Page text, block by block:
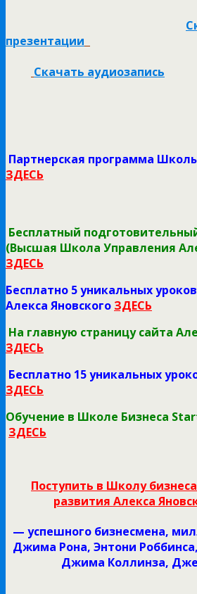
презентации
Скачать аудиозапись
Партнерская программа
ЗДЕСЬ
Бесплатный
(Высшая Школа Управления
ЗДЕСЬ
Бесплатно 5 уникальных
Алекса Яновского ЗДЕСЬ
На главную страницу сайта
ЗДЕСЬ
Бесплатно 15 уникальных
ЗДЕСЬ
Обучение в Школе Бизнеса
ЗДЕСЬ
Поступить в Школу
развития Алекса
— успешного бизнесмена,
Джима Рона, Энтони
Джима Коллинза,